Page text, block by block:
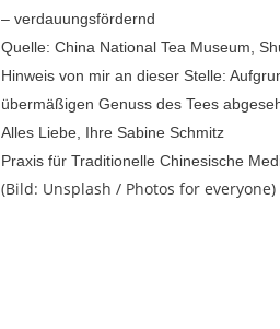
– verdauungsfördernd
Quelle: China National Tea Museum,
Hinweis von mir an dieser Stelle:
übermäßigen Genuss des Tees
Alles Liebe, Ihre Sabine Schmitz
Praxis für Traditionelle Chinesische
(Bild: Unsplash / Photos for everyone)